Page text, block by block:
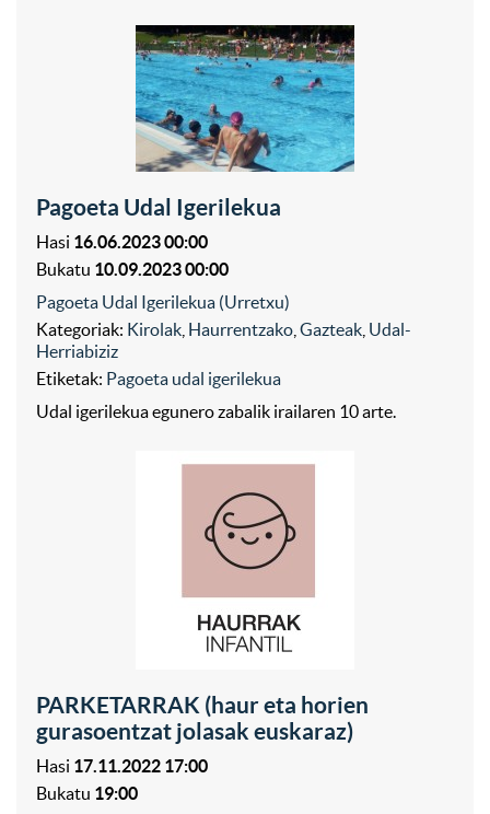
Pagoeta Udal Igerilekua
Hasi 16.06.2023 00:00
Bukatu 10.09.2023 00:00
Pagoeta Udal Igerilekua (Urretxu)
Kategoriak: Kirolak Haurrentzako Gazteak Udal-
Herriabiziz
Etiketak: Pagoeta udal igerilekua
Udal igerilekua egunero zabalik irailaren 10 arte.
PARKETARRAK (haur eta horien
gurasoentzat jolasak euskaraz)
Hasi 17.11.2022 17:00
Bukatu 19:00